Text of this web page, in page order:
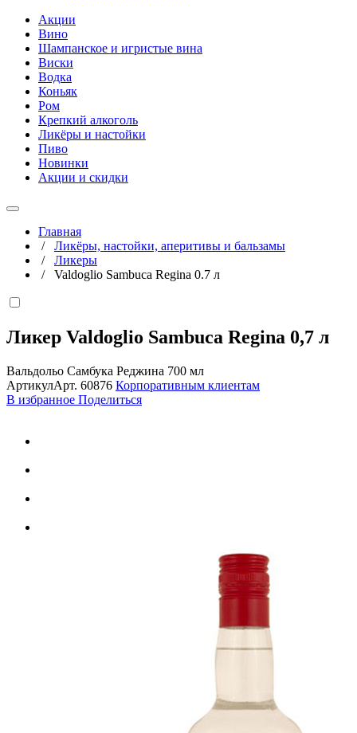
Акции
Вино
Шампанское и игристые вина
Виски
Водка
Коньяк
Ром
Крепкий алкоголь
Ликёры и настойки
Пиво
Новинки
Акции и скидки
Главная
/ Ликёры, настойки, аперитивы и бальзамы
/ Ликеры
/ Valdoglio Sambuca Regina 0.7 л
Ликер Valdoglio Sambuca Regina 0,7 л
Вальдольо Самбука Реджина 700 мл
АртикулАрт. 60876 Корпоративным клиентам
В избранное Поделиться